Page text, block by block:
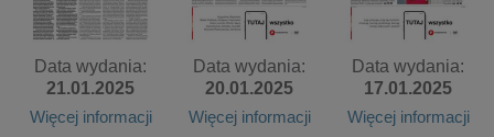
Data wydania:
21.01.2025
Więcej informacji
Data wydania:
20.01.2025
Więcej informacji
Data wydania:
17.01.2025
Więcej informacji